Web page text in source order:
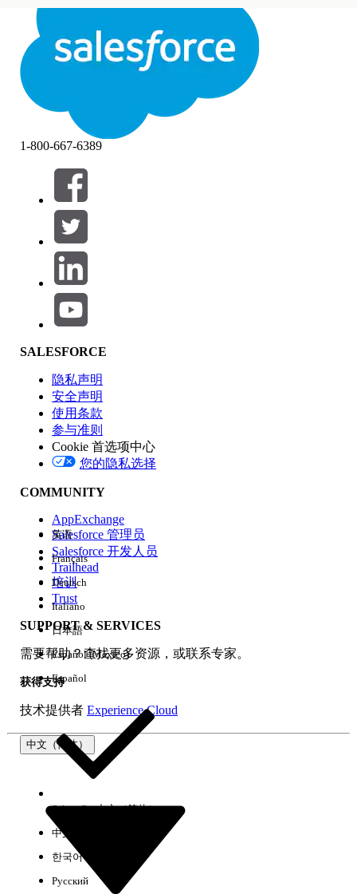
关闭关闭
筛选器 (0)
选择筛选器
产品区域
功能影响
版本
体验
1-800-667-6389
SALESFORCE
隐私声明
安全声明
使用条款
参与准则
Cookie 首选项中心
您的隐私选择
COMMUNITY
AppExchange
Salesforce 管理员
Salesforce 开发人员
Trailhead
培训
Trust
SUPPORT & SERVICES
需要帮助？查找更多资源，或联系专家。
获得支持
技术提供者 Experience Cloud
中文（简体）
英语
Français
Deutsch
Italiano
日本語
Español (México)
Español
Select Org中文（简体）
中文（繁体）
한국어
Русский